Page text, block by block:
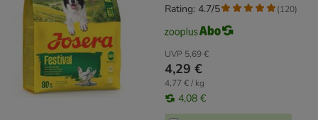
UVP 5,69 €
4,29 €
4,77 € / kg
4,08 €
Rating: 4.7/5 (120)